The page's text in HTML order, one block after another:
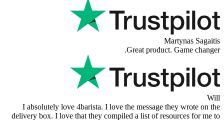
Fantastisk upplevelse från